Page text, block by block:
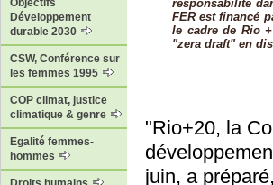
Objectifs
Développement
durable 2030
CSW, Conférence sur
les femmes 1995
COP climat, justice
climatique & genre
Egalité femmes-
hommes
responsabilité
FER est financé
le cadre de Rio
"zera draft" en
"Rio+20, la
juin, a